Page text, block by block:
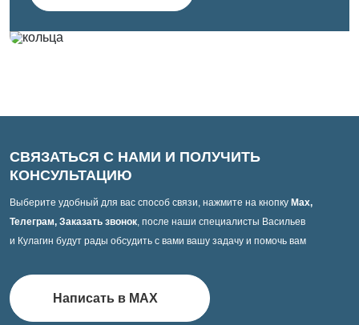
СВЯЗАТЬСЯ С НАМИ И ПОЛУЧИТЬ
КОНСУЛЬТАЦИЮ
Выберите удобный для вас способ связи, нажмите на кнопку Max,
Телеграм, Заказать звонок, после наши специалисты Васильев
и Кулагин будут рады обсудить с вами вашу задачу и помочь вам
Написать в MAX